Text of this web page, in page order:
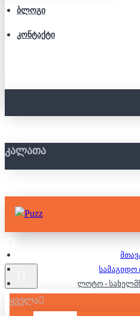
ᲑᲚᲝᲒᲘ
ᲙᲝᲜᲢᲐᲥᲢᲘ
ᲙᲐᲚᲐᲗᲐ
ყველა
სამაგიდო
ლოტო -